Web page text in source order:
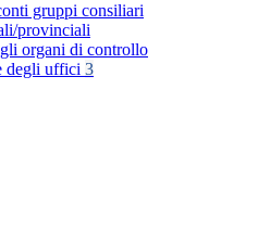
gruppi consiliari
provinciali
organi di controllo
degli uffici 3